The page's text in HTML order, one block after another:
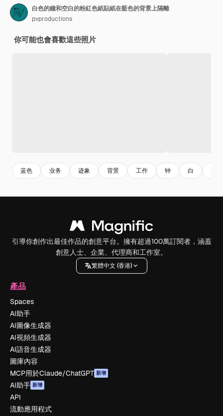
白色的鐘和空白的粉紅色紙貼紙在藍色的背景上隔離
pvproductions
你可能也會喜歡這些照片
蓝色 业务 迹象 背景 工作 钟 白
引導你創作出最佳作品的創意平台。擁有超過100萬訂閱者，涵蓋
創意人士、企業、代理商和工作室。
繁體中文 (香港)
產品
Spaces
AI助手
AI圖像生成器
AI視頻生成器
AI語音生成器
圖庫內容
MCP用於Claude/ChatGPT 新增
AI助手 新增
API
流動應用程式